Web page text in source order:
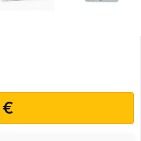
€